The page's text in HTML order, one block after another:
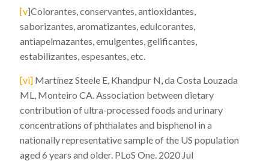
[v]Colorantes, conservantes, antioxidantes,
saborizantes, aromatizantes, edulcorantes,
antiapelmazantes, emulgentes, gelificantes,
estabilizantes, espesantes, etc.
[vi] Martínez Steele E, Khandpur N, da Costa Louzada
ML, Monteiro CA.Association between dietary
contribution of ultra-processed foods and urinary
concentrations of phthalates and bisphenol in a
nationally representative sample of the US population
aged 6 years and older. PLoS One. 2020 Jul